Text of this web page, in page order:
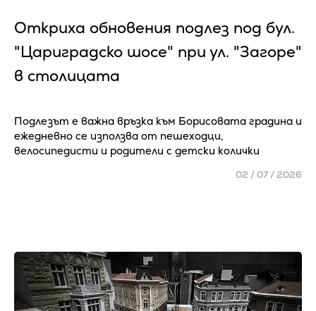
Откриха обновения подлез под бул.
"Цариградско шосе" при ул. "Загоре"
в столицата
Подлезът е важна връзка към Борисовата градина и
ежедневно се използва от пешеходци,
велосипедисти и родители с детски колички
02 / 07 / 2026